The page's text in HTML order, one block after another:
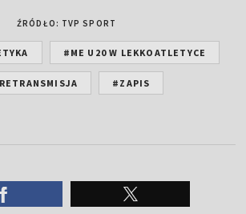
ŹRÓDŁO: TVP SPORT
#ME U20 W LEKKOATLETYCE
#ZAPIS